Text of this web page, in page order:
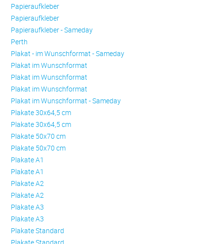
Papieraufkleber
Papieraufkleber
Papieraufkleber - Sameday
Perth
Plakat - im Wunschformat - Sameday
Plakat im Wunschformat
Plakat im Wunschformat
Plakat im Wunschformat
Plakat im Wunschformat - Sameday
Plakate 30x64,5 cm
Plakate 30x64,5 cm
Plakate 50x70 cm
Plakate 50x70 cm
Plakate A1
Plakate A1
Plakate A2
Plakate A2
Plakate A3
Plakate A3
Plakate Standard